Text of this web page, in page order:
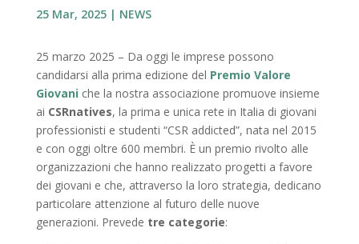
25 Mar, 2025| NEWS
25 marzo 2025 – Da oggi le imprese possono
candidarsi alla prima edizione del Premio Valore
Giovani che la nostra associazione promuove insieme
ai CSRnatives, la prima e unica rete in Italia di giovani
professionisti e studenti “CSR addicted”, nata nel 2015
e con oggi oltre 600 membri. È un premio rivolto alle
organizzazioni che hanno realizzato progetti a favore
dei giovani e che, attraverso la loro strategia, dedicano
particolare attenzione al futuro delle nuove
generazioni. Prevede tre categorie: